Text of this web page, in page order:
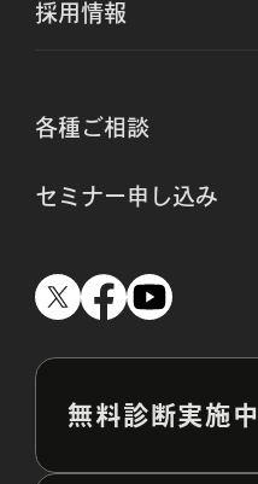
採用情報
各種ご相談
セミナー申し込み
無料診断実施中